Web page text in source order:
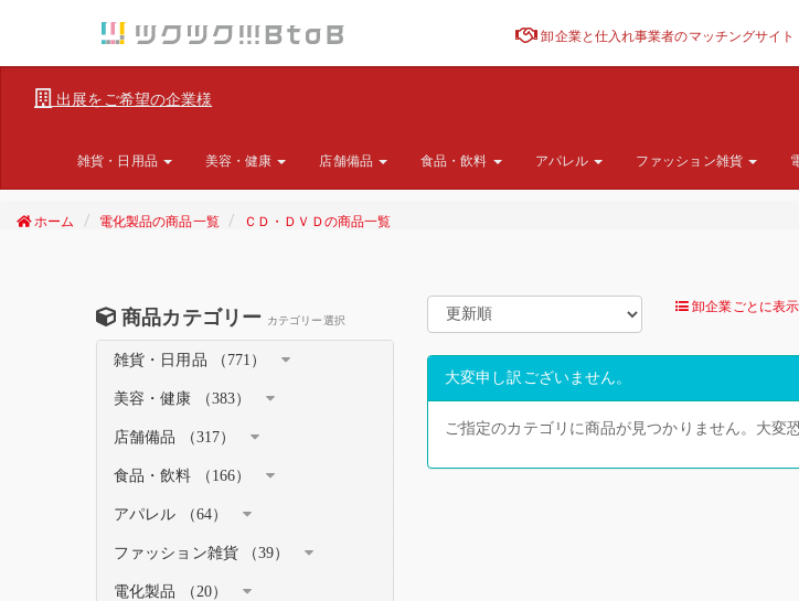
卸企業と仕入れ事業者のマッチングサイト
出展をご希望の企業様
雑貨・日用品 美容・健康 店舗備品 食品・飲料 アパレル ファッション雑貨
ホーム 電化製品の商品一覧 ＣＤ・ＤＶＤの商品一覧
商品カテゴリー カテゴリー選択
雑貨・日用品 （771）
美容・健康 （383）
店舗備品 （317）
食品・飲料 （166）
アパレル （64）
ファッション雑貨 （39）
電化製品 （20）
卸企業ごとに表示
大変申し訳ございません。
ご指定のカテゴリに商品が見つかりません。大変